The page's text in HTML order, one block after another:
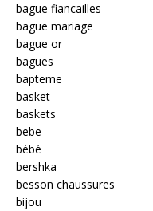
bague fiancailles
bague mariage
bague or
bagues
bapteme
basket
baskets
bebe
bébé
bershka
besson chaussures
bijou